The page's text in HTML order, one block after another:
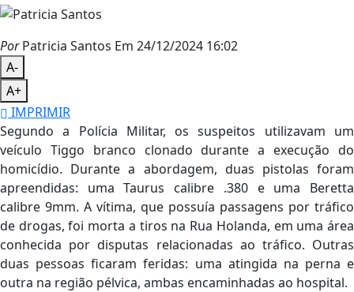
PorPatricia Santos Em 24/12/2024 16:02
A-
A+
IMPRIMIR
Segundo a Polícia Militar, os suspeitos utilizavam um
veículo Tiggo branco clonado durante a execução do
homicídio. Durante a abordagem, duas pistolas foram
apreendidas: uma Taurus calibre .380 e uma Beretta
calibre 9mm. A vítima, que possuía passagens por tráfico
de drogas, foi morta a tiros na Rua Holanda, em uma área
conhecida por disputas relacionadas ao tráfico. Outras
duas pessoas ficaram feridas: uma atingida na perna e
outra na região pélvica, ambas encaminhadas ao hospital.